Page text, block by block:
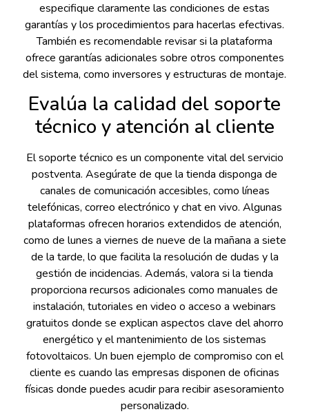
especifique claramente las condiciones de estas
garantías y los procedimientos para hacerlas efectivas.
También es recomendable revisar si la plataforma
ofrece garantías adicionales sobre otros componentes
del sistema, como inversores y estructuras de montaje.
Evalúa la calidad del soporte
técnico y atención al cliente
El soporte técnico es un componente vital del servicio
postventa. Asegúrate de que la tienda disponga de
canales de comunicación accesibles, como líneas
telefónicas, correo electrónico y chat en vivo. Algunas
plataformas ofrecen horarios extendidos de atención,
como de lunes a viernes de nueve de la mañana a siete
de la tarde, lo que facilita la resolución de dudas y la
gestión de incidencias. Además, valora si la tienda
proporciona recursos adicionales como manuales de
instalación, tutoriales en video o acceso a webinars
gratuitos donde se explican aspectos clave del ahorro
energético y el mantenimiento de los sistemas
fotovoltaicos. Un buen ejemplo de compromiso con el
cliente es cuando las empresas disponen de oficinas
físicas donde puedes acudir para recibir asesoramiento
personalizado.